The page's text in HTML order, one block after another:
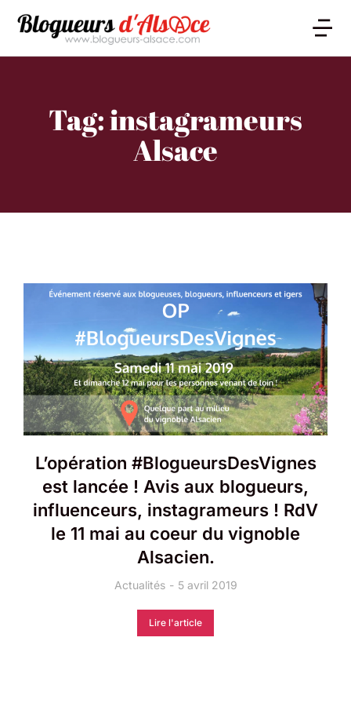
Tag: instagrameurs
Alsace
L’opération #BlogueursDesVignes
est lancée ! Avis aux blogueurs,
influenceurs, instagrameurs ! RdV
le 11 mai au coeur du vignoble
Alsacien.
Actualités 5 avril 2019
Lire l'article